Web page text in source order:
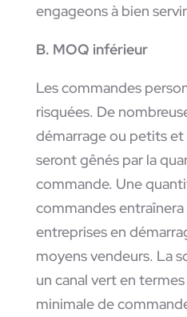
engageons à bien
B. MOQ inférieur
Les commandes
risquées. De
démarrage ou petits
seront gênés par la
commande. Une
commandes
entreprises en
moyens vendeurs. La
un canal vert en
minimale de